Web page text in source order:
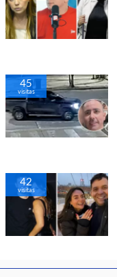
45
visitas
42
visitas